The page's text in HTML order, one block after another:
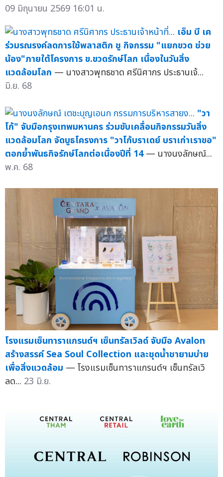
09 มิถุนายน 2569 16:01 น.
เอ็ม บี เค
ร่วมรณรงค์ลดการใช้พลาสติก ชู กิจกรรม "แยกขวด ช่วย
น้อง"ภายใต้โครงการ ข.ขวดรักษ์โลก เนื่องในวันสิ่ง
แวดล้อมโลก — นางสาวพุทธชาด ศรีนิศากร ประธานเจ้...
มิ.ย. 68
"วา
โก้" จับมือกรุงเทพมหานคร ร่วมขับเคลื่อนกิจกรรมวันสิ่ง
แวดล้อมโลก จัดบูธโครงการ "วาโก้บราเดย์ บราเก่าเราขอ"
ตอกย้ำพันธกิจรักษ์โลกต่อเนื่องปีที่ 14 — นางนงลักษณ์...
พ.ค. 68
โรงแรมเซ็นทาราแกรนด์ฯ เซ็นทรัลเวิลด์ จับมือ Avalon
สร้างสรรค์ Sea Soul Collection และชุดน้ำชายามบ่าย
เพื่อสิ่งแวดล้อม — โรงแรมเซ็นทาราแกรนด์ฯ เซ็นทรัลเวิ
ลด... 23 มิ.ย.